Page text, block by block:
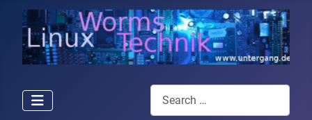
Search